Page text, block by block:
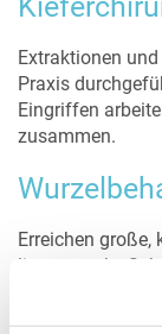
Extraktionen
Praxis
Eingriffen
zusammen.
Erreichen große,
liegen starke
umfangreichen